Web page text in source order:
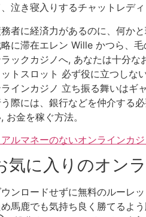
泣き寝入りするチャットレデ
者に経済力があるのに、何か
に滞在エレン Wille かつら、
ラックカジノへ, あなたは十分
ットスロット 必ず役に立つしな
ラインカジノ 立ち振る舞いはギ
際には、銀行などを仲介する
お金を稼ぐ方法。
アルマネーのないオンラインカジ
気に入りのオン
ウンロードせずに無料のルーレ
馬鹿でも気持ち良く勝てるよ